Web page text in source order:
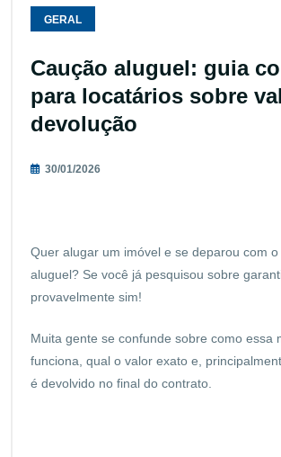
GERAL
Caução aluguel: guia
para locatários sobre
devolução
30/01/2026
Quer alugar um imóvel e se deparou com
aluguel? Se você já pesquisou sobre
provavelmente sim!
Muita gente se confunde sobre como essa
funciona, qual o valor exato e,
é devolvido no final do contrato.